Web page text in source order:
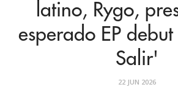
latino, Rygo,
esperado EP
Salir'
22 JUN 2026